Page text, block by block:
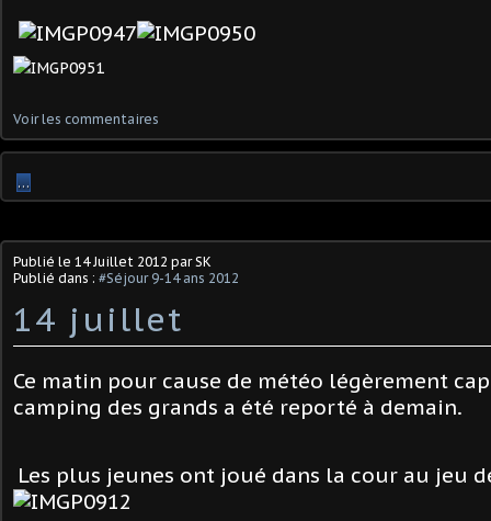
Voir les commentaires
…
Publié le 14 Juillet 2012 par SK
Publié dans : #Séjour 9-14 ans 2012
14 juillet
Ce matin pour cause de météo légèrement
camping des grands a été reporté à demain.
Les plus jeunes ont joué dans la cour au jeu